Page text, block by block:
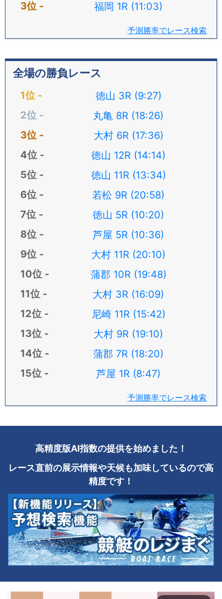
福岡 1R (11:03)
予測勝率でレース検索
全場の勝負レース
徳山 3R (9:27)
丸亀 8R (18:26)
大村 6R (17:36)
徳山 12R (14:14)
徳山 11R (13:34)
若松 9R (20:58)
徳山 5R (10:20)
芦屋 5R (10:36)
大村 11R (20:10)
蒲郡 10R (19:48)
大村 3R (16:09)
尼崎 11R (15:42)
大村 9R (19:10)
蒲郡 7R (18:20)
芦屋 1R (8:47)
予測勝率でレース検索
高精度版AI指数の提供を始めました！
レース直前の展示情報や天候も加味しているので高
精度です！